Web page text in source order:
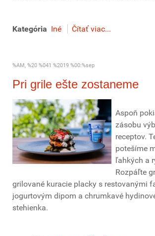
Kategória Iné Čítať viac...
%AM, %20 %041 %2019 %00:%sep
Pri grile ešte zostaneme
Aspoň
zásobu
receptov.
potešíme
ľahkých a
Rozpáľte
grilované kuracie placky s restovanými
jogurtovým dipom a chrumkavé
stehienka.